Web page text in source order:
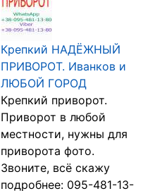
Крепкий НАДЁЖНЫЙ
ПРИВОРОТ. Иванков и
ЛЮБОЙ ГОРОД
Крепкий приворот.
Приворот в любой
местности, нужны для
приворота фото.
Звоните, всё скажу
подробнее: 095-481-13-